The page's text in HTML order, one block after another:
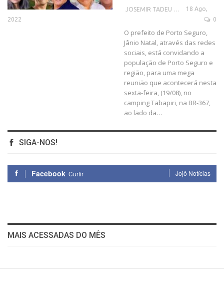
18 Ago,
2022
0
O prefeito de Porto Seguro,
Jânio Natal, através das redes
sociais, está convidando a
população de Porto Seguro e
região, para uma mega
reunião que acontecerá nesta
sexta-feira, (19/08), no
camping Tabapiri, na BR-367,
ao lado da…
SIGA-NOS!
Facebook Curtir Jojô Notícias
MAIS ACESSADAS DO MÊS